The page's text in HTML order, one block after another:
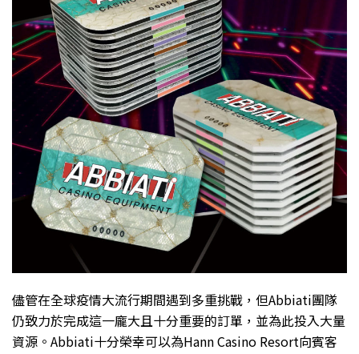
儘管在全球疫情大流行期間遇到多重挑戰，但Abbiati團隊
仍致力於完成這一龐大且十分重要的訂單，並為此投入大量
資源。Abbiati十分榮幸可以為Hann Casino Resort向賓客